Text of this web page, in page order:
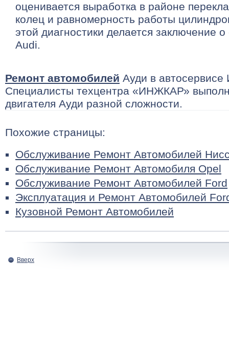
оценивается выработка в районе
колец и равномерность работы
этой диагностики делается заключение
Audi.
Ремонт автомобилей Ауди в автосервисе
Специалисты техцентра «ИНЖКАР»
двигателя Ауди разной сложности.
Похожие страницы:
Обслуживание Ремонт Автомобилей
Обслуживание Ремонт Автомобиля Opel
Обслуживание Ремонт Автомобилей Ford
Эксплуатация и Ремонт Автомобилей
Кузовной Ремонт Автомобилей
Вверх